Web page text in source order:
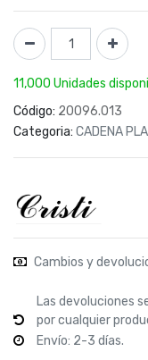
11,000 Unidades
Código: 20096.013
Categoria: CADENA
Cambios y
Las devoluciones
por cualquier
Envío: 2-3 días.